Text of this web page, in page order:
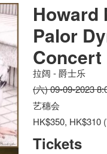
Howard
Palor
Concert
拉阔 - 爵士乐
(六) 09-09-2023
艺穗会
HK$350, HK$310
Tickets